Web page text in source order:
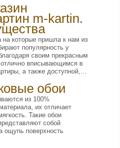
m-kartin.
которые пришла к нам из
популярность у
своим прекрасным
вписывающимся в
а также доступной,…
обои
из 100%
их отличает
Такие обои
собой
ощупь поверхность